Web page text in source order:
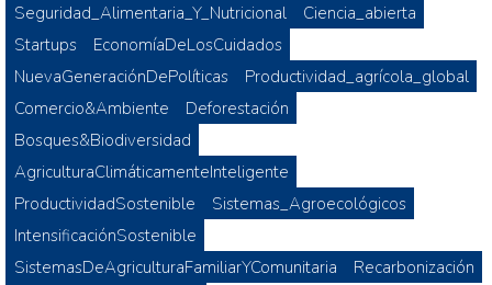
Seguridad_Alimentaria_Y_Nutricional
Ciencia_abierta
Startups
EconomíaDeLosCuidados
NuevaGeneraciónDePolíticas
Productividad_agrícola_global
Comercio&Ambiente
Deforestación
Bosques&Biodiversidad
AgriculturaClimáticamenteInteligente
ProductividadSostenible
Sistemas_Agroecológicos
IntensificaciónSostenible
SistemasDeAgriculturaFamiliarYComunitaria
Recarbonización